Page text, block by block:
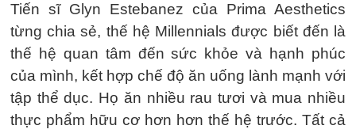
Tiến sĩ Glyn Estebanez của Prima Aesthetics
từng chia sẻ, thế hệ Millennials được biết đến là
thế hệ quan tâm đến sức khỏe và hạnh phúc
của mình, kết hợp chế độ ăn uống lành mạnh với
tập thể dục. Họ ăn nhiều rau tươi và mua nhiều
thực phẩm hữu cơ hơn hơn thế hệ trước. Tất cả